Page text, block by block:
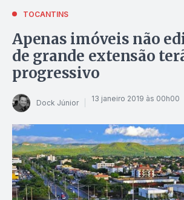
TOCANTINS
Apenas imóveis não
de grande extensão
progressivo
Dock Júnior 13 janeiro 2019 às 00h00